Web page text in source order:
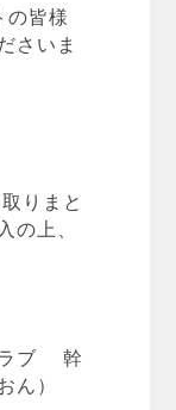
の皆様
さいま
りまと
の上、
ラブ 幹
）